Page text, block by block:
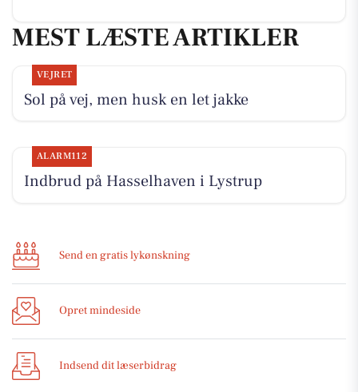
MEST LÆSTE ARTIKLER
VEJRET
Sol på vej, men husk en let jakke
ALARM112
Indbrud på Hasselhaven i Lystrup
Send en gratis lykønskning
Opret mindeside
Indsend dit læserbidrag